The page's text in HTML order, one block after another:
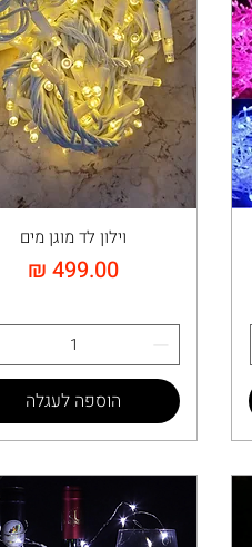
וילון לד מוגן מים
מחיר
הוספה לעגלה